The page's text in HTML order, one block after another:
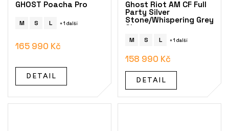
GHOST Poacha Pro
M S L + 1 další
165 990 Kč
DETAIL
Ghost Riot AM CF Full
Party Silver
Stone/Whispering Grey
Glossy
M S L + 1 další
158 990 Kč
DETAIL